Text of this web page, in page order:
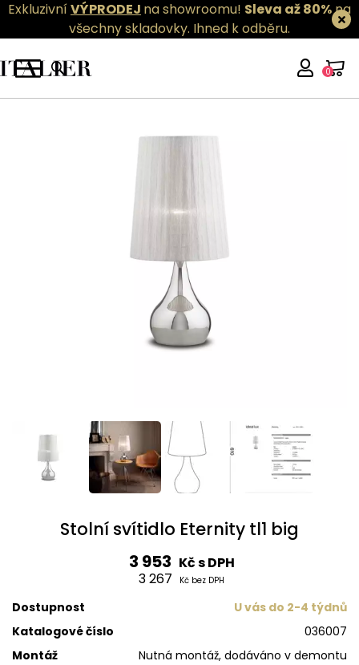
ExkluzivníVÝPRODEJ na showroomu! Sleva až 80%na
všechny skladovky. Ihned k odběru.
0
Stolní svítidlo Eternity tl1 big
3 953 Kč s DPH
3 267
Kč bez DPH
Dostupnost
U vás do 2-4 týdnů
Katalogové číslo
036007
Montáž
Nutná montáž, dodáváno v demontu